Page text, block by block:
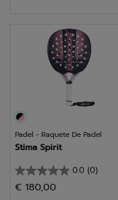
análises
Padel - Raquete De Padel
Stima Spirit
0.0 (0)
0.0
em
€ 180,00